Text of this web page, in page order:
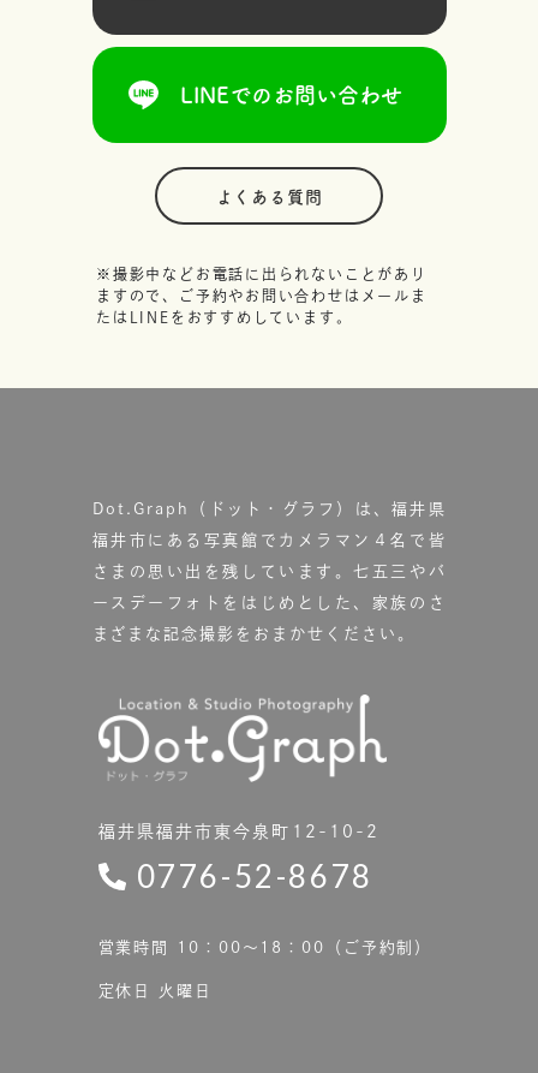
LINEでのお問い合わせ
よくある質問
※撮影中などお電話に出られないことがあり
ますので、ご予約やお問い合わせはメールま
たはLINEをおすすめしています。
Dot.Graph（ドット・グラフ）は、福井県
福井市にある写真館で カメラマン４名で皆
さまの思い出を残しています。七五三やバ
ースデーフォトをはじめとした、家族のさ
まざまな記念撮影をおまかせください。
福井県福井市東今泉町12-10-2
0776-52-8678
営業時間 10：00〜18：00（ご予約制）
定休日 火曜日